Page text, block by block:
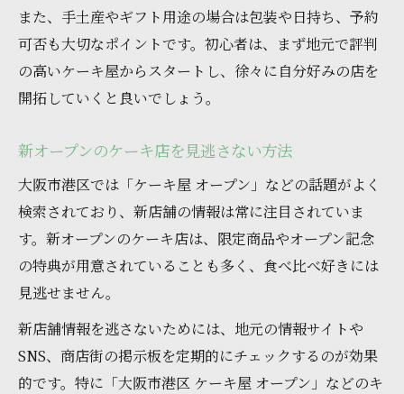
ト
お得にケーキを楽しむための港区攻略ガイド
ケーキ食べ比べで得する賢い予算配分術
まとめ買いでケーキをお得に楽しむ方法
大阪市港区で使えるお得なケーキ情報紹介
ケーキを冷凍保存して長く楽しむコツ
また、手土産やギフト用途の場合は包装や日持ち、予約
可否も大切なポイントです。初心者は、まず地元で評判
の高いケーキ屋からスタートし、徐々に自分好みの店を
開拓していくと良いでしょう。
新オープンのケーキ店を見逃さない方法
大阪市港区では「ケーキ屋 オープン」などの話題がよく
検索されており、新店舗の情報は常に注目されていま
す。新オープンのケーキ店は、限定商品やオープン記念
の特典が用意されていることも多く、食べ比べ好きには
見逃せません。
新店舗情報を逃さないためには、地元の情報サイトや
SNS、商店街の掲示板を定期的にチェックするのが効果
的です。特に「大阪市港区 ケーキ屋 オープン」などのキ